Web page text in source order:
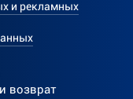
и рекламных
возврат